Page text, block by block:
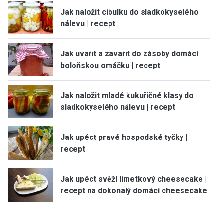
Jak naložit cibulku do sladkokyselého
nálevu | recept
Jak uvařit a zavařit do zásoby domácí
boloňskou omáčku | recept
Jak naložit mladé kukuřičné klasy do
sladkokyselého nálevu | recept
Jak upéct pravé hospodské tyčky |
recept
Jak upéct svěží limetkový cheesecake |
recept na dokonalý domácí cheesecake